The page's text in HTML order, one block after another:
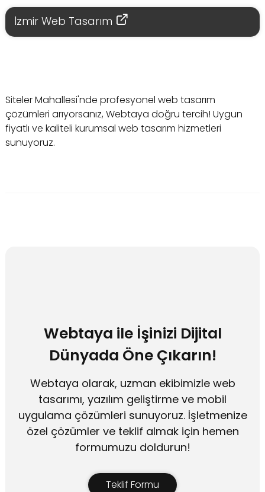
İzmir Web Tasarım
Siteler Mahallesi'nde profesyonel web tasarım
çözümleri arıyorsanız, Webtaya doğru tercih! Uygun
fiyatlı ve kaliteli kurumsal web tasarım hizmetleri
sunuyoruz.
Webtaya ile İşinizi Dijital
Dünyada Öne Çıkarın!
Webtaya olarak, uzman ekibimizle web
tasarımı, yazılım geliştirme ve mobil
uygulama çözümleri sunuyoruz. İşletmenize
özel çözümler ve teklif almak için hemen
formumuzu doldurun!
Teklif Formu